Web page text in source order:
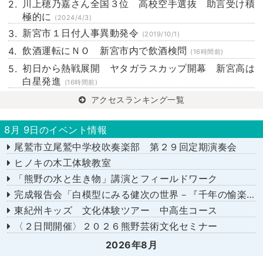
川上穂乃嘉さん全国３位 高校空手選抜 助言受け積
極的に (2024/4/3)
新宮市１日付人事異動発令 (2019/10/1)
飲酒運転にＮＯ 新宮市内で飲酒検問 (16時間前)
初日から熱戦展開 ヤタガラスカップ開幕 新宮高は
白星発進 (16時間前)
アクセスランキング一覧
8月 9日のイベント情報
尾鷲市立尾鷲中学校吹奏楽部 第２９回定期演奏会
ヒノキの木工体験教室
「熊野の水と生き物」講演とフィールドワーク
完成報告会「白模型にみる健次の世界－『千年の愉楽』『奇蹟』より－」
東紀州キッズ 文化体験ツアー 中高生コース
〈２日間開催〉２０２６熊野芸術文化セミナー
2026年8月